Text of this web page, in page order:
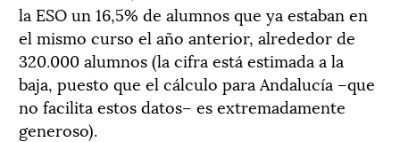
la ESO un 16,5% de alumnos que ya estaban en
el mismo curso el año anterior, alrededor de
320.000 alumnos (la cifra está estimada a la
baja, puesto que el cálculo para Andalucía –que
no facilita estos datos– es extremadamente
generoso).